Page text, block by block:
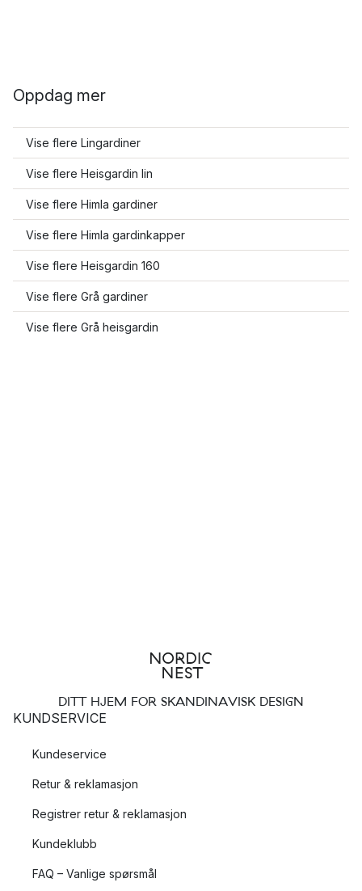
Oppdag mer
Vise flere Lingardiner
Vise flere Heisgardin lin
Vise flere Himla gardiner
Vise flere Himla gardinkapper
Vise flere Heisgardin 160
Vise flere Grå gardiner
Vise flere Grå heisgardin
DITT HJEM FOR SKANDINAVISK DESIGN
KUNDSERVICE
Kundeservice
Retur & reklamasjon
Registrer retur & reklamasjon
Kundeklubb
FAQ – Vanlige spørsmål